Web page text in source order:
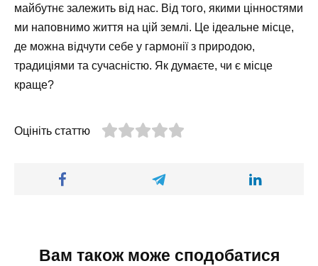
майбутнє залежить від нас. Від того, якими цінностями
ми наповнимо життя на цій землі. Це ідеальне місце,
де можна відчути себе у гармонії з природою,
традиціями та сучасністю. Як думаєте, чи є місце
краще?
Оцініть статтю
Вам також може сподобатися